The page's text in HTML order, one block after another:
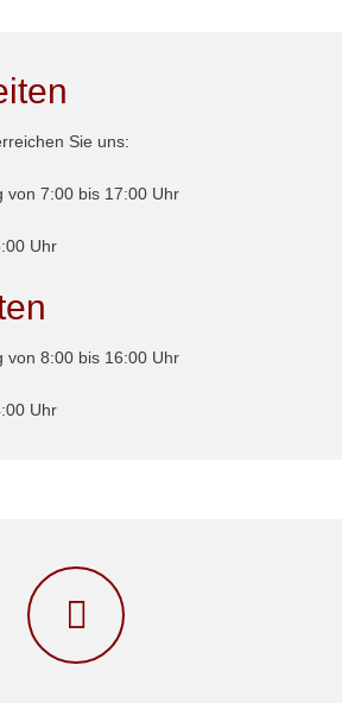
Sie uns:
von 7:00 bis 17:00 Uhr
Uhr
von 8:00 bis 16:00 Uhr
Uhr